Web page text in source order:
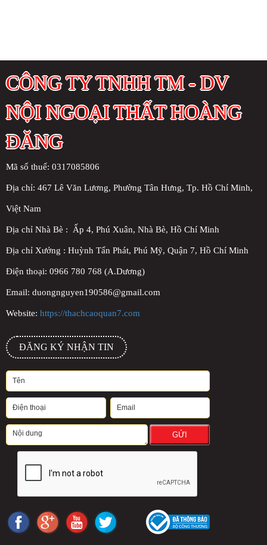
CÔNG TY TNHH TM - DV
NỘI NGOẠI THẤT HOÀNG
ĐĂNG
Mã số thuế: 0317085806
Địa chỉ: 467 Lê Văn Lương, Phường Tân Hưng, Tp. Hồ Chí Minh,
Việt Nam
Địa chỉ Nhà Bè : Ấp 4, Phú Xuân, Nhà Bè, Hồ Chí Minh
Địa chỉ Xưởng : Huỳnh Tấn Phát, Phú Mỹ, Quận 7, Hồ Chí Minh
Điện thoại: 0966 780 768 (A.Dương)
Email: duongnguyen190586@gmail.com
Website: https://thachcaoquan7.com
ĐĂNG KÝ NHẬN TIN
GỬI